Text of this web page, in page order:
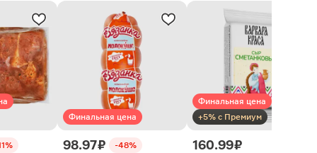
Финальная цена
98.97 ₽ -48%
Финальная цена
+5% с Премиум
160.99 ₽